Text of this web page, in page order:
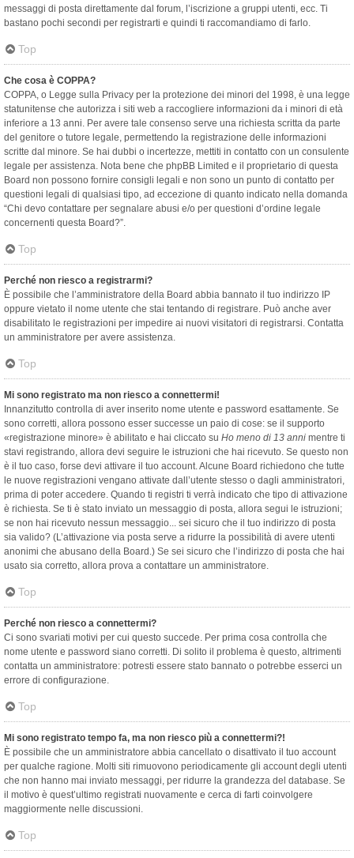
messaggi di posta direttamente dal forum, l’iscrizione a gruppi utenti, ecc. Ti
bastano pochi secondi per registrarti e quindi ti raccomandiamo di farlo.
Top
Che cosa è COPPA?
COPPA, o Legge sulla Privacy per la protezione dei minori del 1998, è una legge
statunitense che autorizza i siti web a raccogliere informazioni da i minori di età
inferiore a 13 anni. Per avere tale consenso serve una richiesta scritta da parte
del genitore o tutore legale, permettendo la registrazione delle informazioni
scritte dal minore. Se hai dubbi o incertezze, mettiti in contatto con un consulente
legale per assistenza. Nota bene che phpBB Limited e il proprietario di questa
Board non possono fornire consigli legali e non sono un punto di contatto per
questioni legali di qualsiasi tipo, ad eccezione di quanto indicato nella domanda
“Chi devo contattare per segnalare abusi e/o per questioni d’ordine legale
concernenti questa Board?”.
Top
Perché non riesco a registrarmi?
È possibile che l’amministratore della Board abbia bannato il tuo indirizzo IP
oppure vietato il nome utente che stai tentando di registrare. Può anche aver
disabilitato le registrazioni per impedire ai nuovi visitatori di registrarsi. Contatta
un amministratore per avere assistenza.
Top
Mi sono registrato ma non riesco a connettermi!
Innanzitutto controlla di aver inserito nome utente e password esattamente. Se
sono corretti, allora possono esser successe un paio di cose: se il supporto
«registrazione minore» è abilitato e hai cliccato su Ho meno di 13 anni mentre ti
stavi registrando, allora devi seguire le istruzioni che hai ricevuto. Se questo non
è il tuo caso, forse devi attivare il tuo account. Alcune Board richiedono che tutte
le nuove registrazioni vengano attivate dall’utente stesso o dagli amministratori,
prima di poter accedere. Quando ti registri ti verrà indicato che tipo di attivazione
è richiesta. Se ti è stato inviato un messaggio di posta, allora segui le istruzioni;
se non hai ricevuto nessun messaggio... sei sicuro che il tuo indirizzo di posta
sia valido? (L’attivazione via posta serve a ridurre la possibilità di avere utenti
anonimi che abusano della Board.) Se sei sicuro che l’indirizzo di posta che hai
usato sia corretto, allora prova a contattare un amministratore.
Top
Perché non riesco a connettermi?
Ci sono svariati motivi per cui questo succede. Per prima cosa controlla che
nome utente e password siano corretti. Di solito il problema è questo, altrimenti
contatta un amministratore: potresti essere stato bannato o potrebbe esserci un
errore di configurazione.
Top
Mi sono registrato tempo fa, ma non riesco più a connettermi?!
È possibile che un amministratore abbia cancellato o disattivato il tuo account
per qualche ragione. Molti siti rimuovono periodicamente gli account degli utenti
che non hanno mai inviato messaggi, per ridurre la grandezza del database. Se
il motivo è quest’ultimo registrati nuovamente e cerca di farti coinvolgere
maggiormente nelle discussioni.
Top